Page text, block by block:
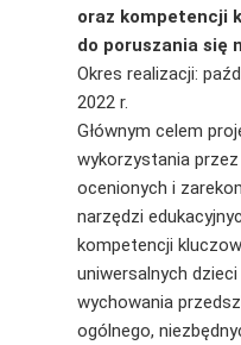
oraz kompetencji
do poruszania się
Okres realizacji:
2022 r.
Głównym celem
wykorzystania
ocenionych i
narzędzi
kompetencji
uniwersalnych
wychowania
ogólnego,